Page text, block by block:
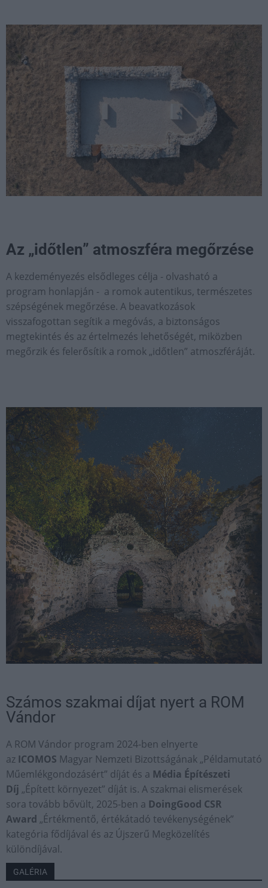
Az „időtlen” atmoszféra megőrzése
A kezdeményezés elsődleges célja - olvasható a
program honlapján - a romok autentikus, természetes
szépségének megőrzése. A beavatkozások
visszafogottan segítik a megóvás, a biztonságos
megtekintés és az értelmezés lehetőségét, miközben
megőrzik és felerősítik a romok „időtlen” atmoszféráját.
Számos szakmai díjat nyert a ROM
Vándor
A ROM Vándor program 2024-ben elnyerte
az ICOMOS Magyar Nemzeti Bizottságának „Példamutató
Műemlékgondozásért” díját és a Média Építészeti
Díj „Épített környezet” díját is. A szakmai elismerések
sora tovább bővült, 2025-ben a DoingGood CSR
Award „Értékmentő, értékátadó tevékenységének”
kategória fődíjával és az Újszerű Megközelítés
különdíjával.
GALÉRIA